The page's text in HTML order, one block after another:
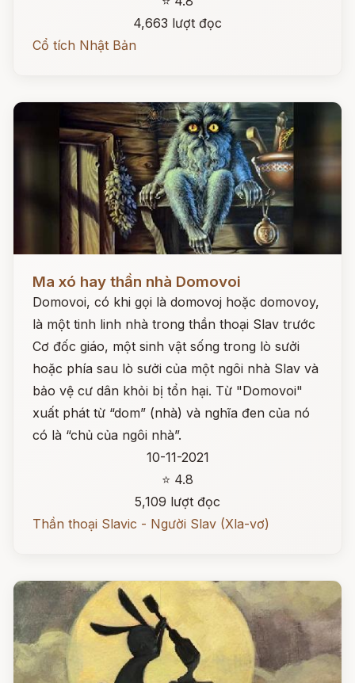
4,663 lượt đọc
Cổ tích Nhật Bản
Ma xó hay thần nhà Domovoi
Domovoi, có khi gọi là domovoj hoặc domovoy,
là một tinh linh nhà trong thần thoại Slav trước
Cơ đốc giáo, một sinh vật sống trong lò sưởi
hoặc phía sau lò sưởi của một ngôi nhà Slav và
bảo vệ cư dân khỏi bị tổn hại. Từ "Domovoi"
xuất phát từ “dom” (nhà) và nghĩa đen của nó
có là “chủ của ngôi nhà”.
10-11-2021
⭐ 4.8
5,109 lượt đọc
Thần thoại Slavic - Người Slav (Xla-vơ)